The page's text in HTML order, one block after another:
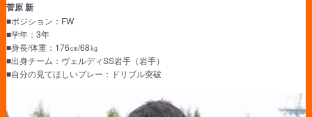
菅原 新
■ポジション：FW
■学年：3年
■身長/体重：176㎝/68㎏
■出身チーム：ヴェルディSS岩手（岩手）
■自分の見てほしいプレー：ドリブル突破